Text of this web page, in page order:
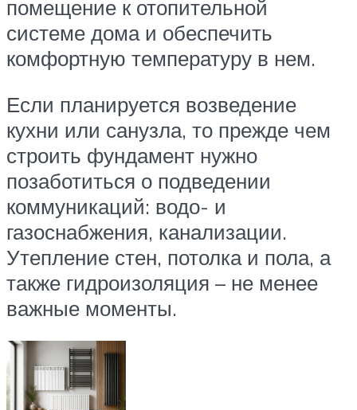
помещение к отопительной
системе дома и обеспечить
комфортную температуру в нем.
Если планируется возведение
кухни или санузла, то прежде чем
строить фундамент нужно
позаботиться о подведении
коммуникаций: водо- и
газоснабжения, канализации.
Утепление стен, потолка и пола, а
также гидроизоляция – не менее
важные моменты.